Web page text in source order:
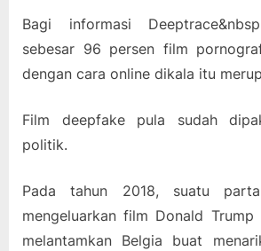
Bagi informasi
sebesar 96 persen film
dengan cara online dikala itu
Film deepfake pula sudah
politik.
Pada tahun 2018, suatu
mengeluarkan film Donald Trump
melantamkan Belgia buat